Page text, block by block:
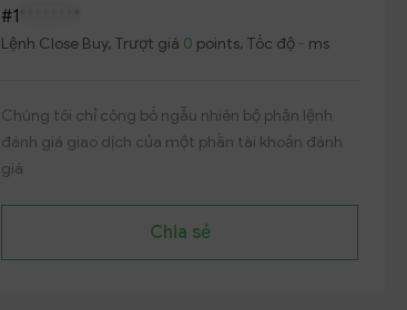
#1
Lệnh Close Buy, Trượt giá 0 points, Tốc độ - ms
Chúng tôi chỉ công bố ngẫu nhiên bộ phận lệnh
đánh giá giao dịch của một phần tài khoản đánh
giá
Chia sẻ